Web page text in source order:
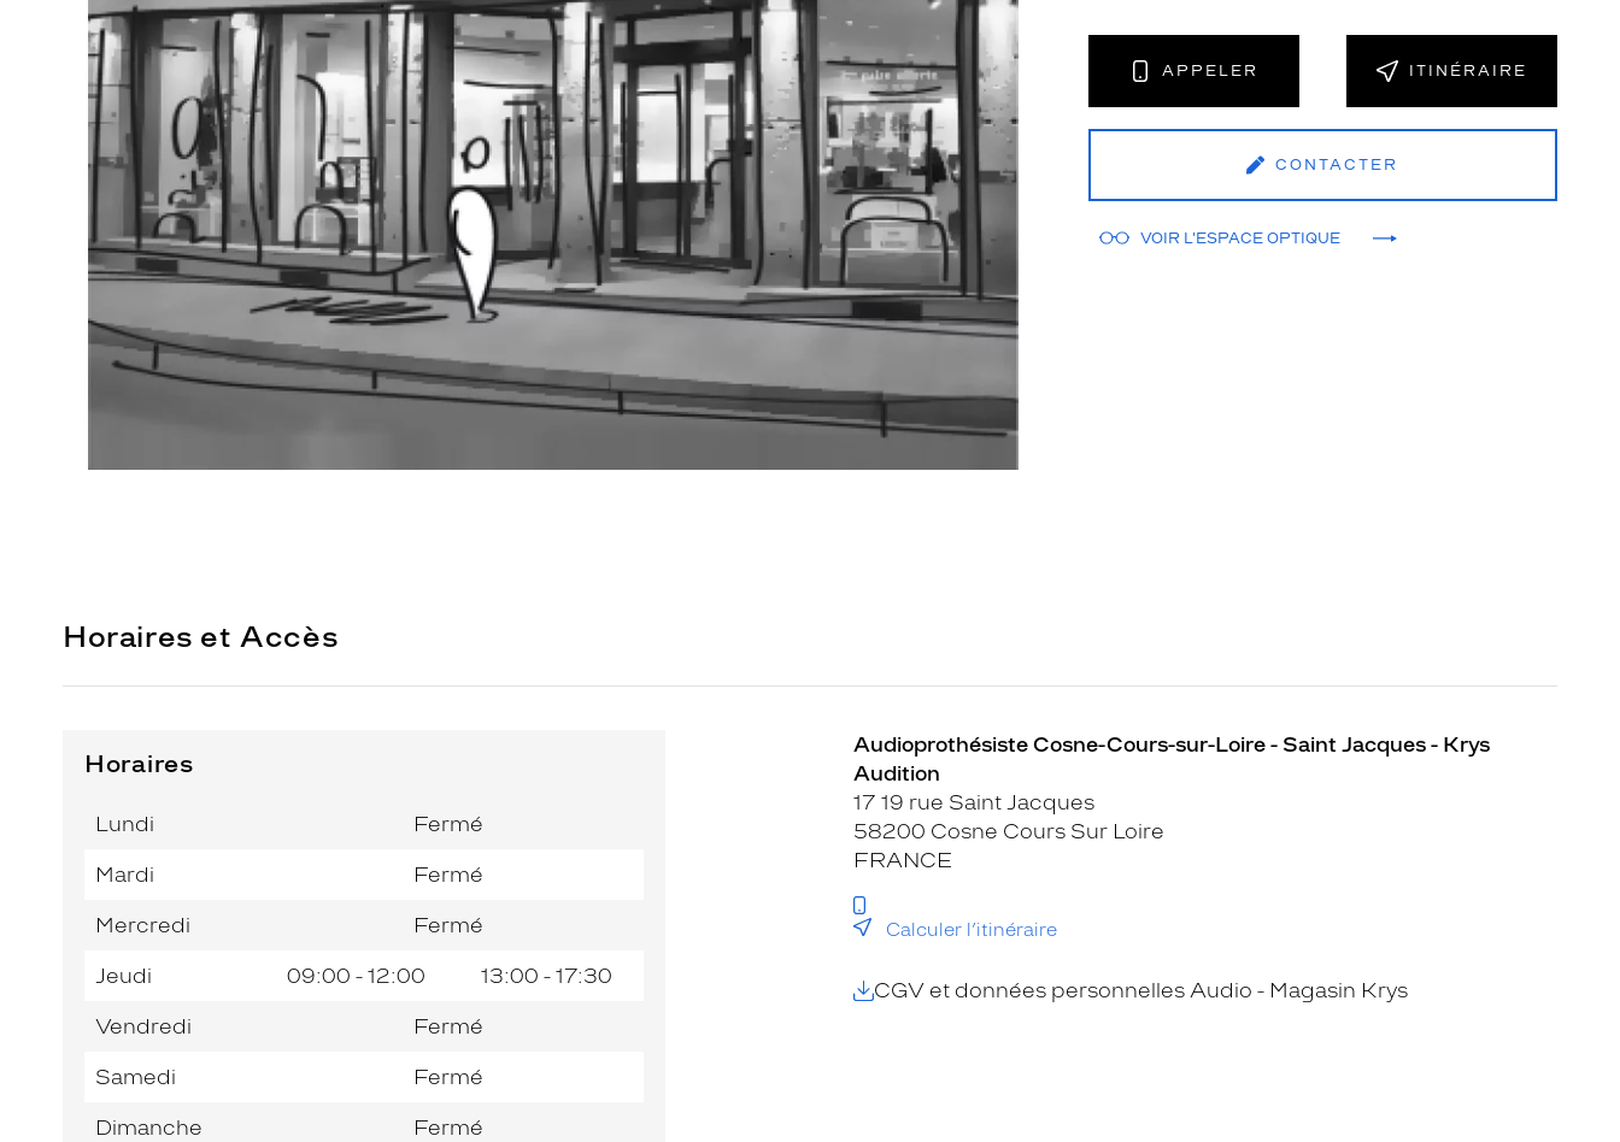
APPELER ITINÉRAIRE
CONTACTER
VOIR L'ESPACE OPTIQUE
Horaires et Accès
Horaires
Jour de
semaine
Horaires
Lundi Fermé
Mardi Fermé
Mercredi Fermé
Jeudi 09:00 - 12:00 13:00 - 17:30
Vendredi Fermé
Samedi Fermé
Dimanche Fermé
Audioprothésiste Cosne-Cours-sur-Loire - Saint Jacques - Krys
Audition
17 19 rue Saint Jacques
58200 Cosne Cours Sur Loire
FRANCE
Calculer l’itinéraire
CGV et données personnelles Audio - Magasin Krys